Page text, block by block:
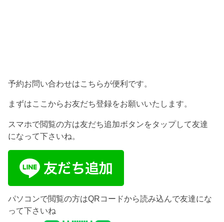
予約お問い合わせはこちらが便利です。
まずはここからお友だち登録をお願いいたします。
スマホで閲覧の方は友だち追加ボタンをタップして友達
になって下さいね。
パソコンで閲覧の方はQRコードから読み込んで友達にな
って下さいね